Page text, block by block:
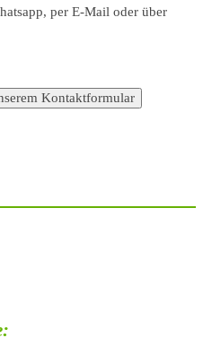
per E-Mail oder über